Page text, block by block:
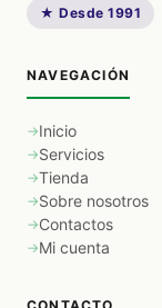
★ Desde 1991
NAVEGACIÓN
Inicio
Servicios
Tienda
Sobre nosotros
Contactos
Mi cuenta